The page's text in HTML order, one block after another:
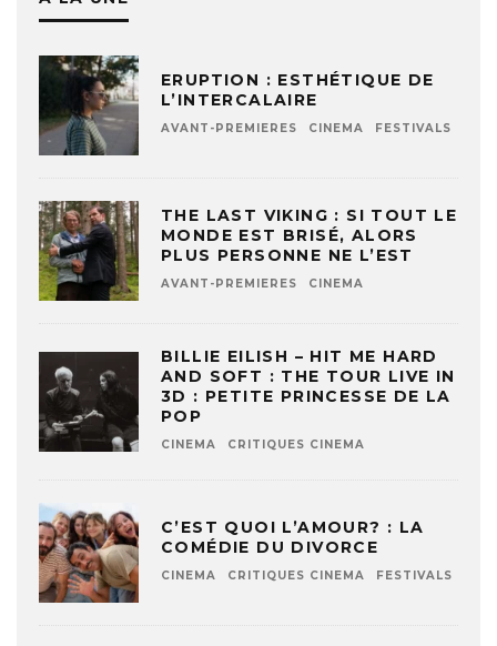
ERUPTION : ESTHÉTIQUE DE
L’INTERCALAIRE
AVANT-PREMIERES CINEMA FESTIVALS
THE LAST VIKING : SI TOUT LE
MONDE EST BRISÉ, ALORS
PLUS PERSONNE NE L’EST
AVANT-PREMIERES CINEMA
BILLIE EILISH – HIT ME HARD
AND SOFT : THE TOUR LIVE IN
3D : PETITE PRINCESSE DE LA
POP
CINEMA CRITIQUES CINEMA
C’EST QUOI L’AMOUR? : LA
COMÉDIE DU DIVORCE
CINEMA CRITIQUES CINEMA FESTIVALS